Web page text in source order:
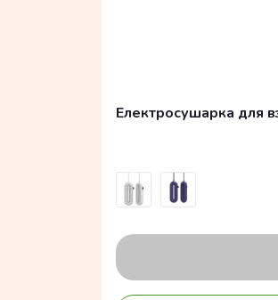
Електросушарка для